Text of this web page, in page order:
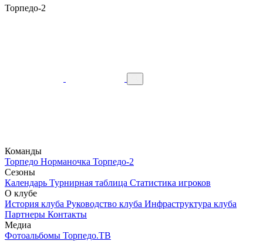
Торпедо-2
Команды
Торпедо Норманочка Торпедо-2
Сезоны
Календарь Турнирная таблица Статистика игроков
О клубе
История клуба Руководство клуба Инфраструктура клуба
Партнеры Контакты
Медиа
Фотоальбомы Торпедо.ТВ